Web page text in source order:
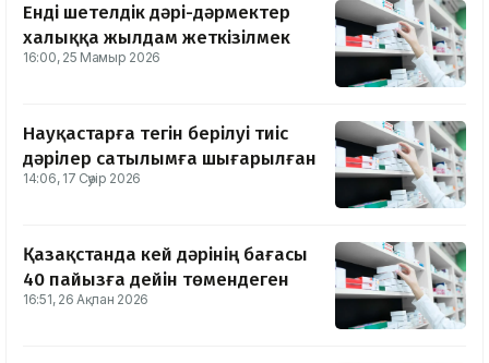
Енді шетелдік дәрі-дәрмектер
халыққа жылдам жеткізілмек
16:00, 25 Мамыр 2026
Науқастарға тегін берілуі тиіс
дәрілер сатылымға шығарылған
14:06, 17 Сәуір 2026
Қазақстанда кей дәрінің бағасы
40 пайызға дейін төмендеген
16:51, 26 Ақпан 2026